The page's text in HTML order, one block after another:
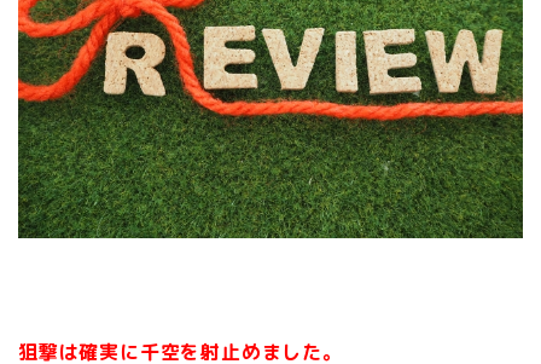
狙撃は確実に千空を射止めました。